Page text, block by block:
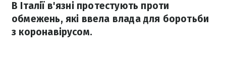
В Італії в'язні протестують проти
обмежень, які ввела влада для боротьби
з коронавірусом.